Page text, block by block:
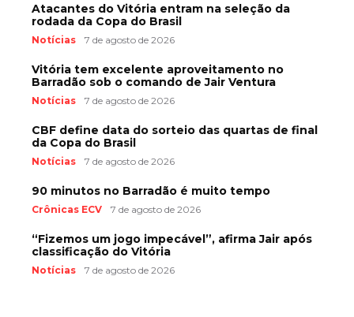
Atacantes do Vitória entram na seleção da
rodada da Copa do Brasil
Notícias 7 de agosto de 2026
Vitória tem excelente aproveitamento no
Barradão sob o comando de Jair Ventura
Notícias 7 de agosto de 2026
CBF define data do sorteio das quartas de final
da Copa do Brasil
Notícias 7 de agosto de 2026
90 minutos no Barradão é muito tempo
Crônicas ECV 7 de agosto de 2026
“Fizemos um jogo impecável”, afirma Jair após
classificação do Vitória
Notícias 7 de agosto de 2026